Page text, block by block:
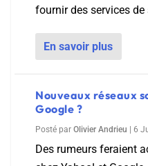
fournir des services de
En savoir plus
Nouveaux réseaux
Google ?
Posté par Olivier Andrieu 6
Des rumeurs feraient